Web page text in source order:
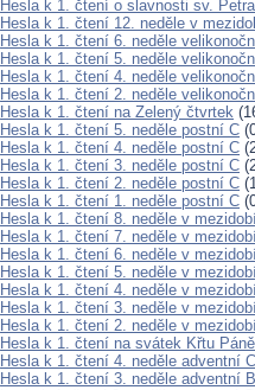
Hesla k 1. čtení o slavnosti sv.
Hesla k 1. čtení 12. neděle v
Hesla k 1. čtení 6. neděle
Hesla k 1. čtení 5. neděle
Hesla k 1. čtení 4. neděle
Hesla k 1. čtení 2. neděle
Hesla k 1. čtení na Zelený čtvrtek
Hesla k 1. čtení 5. neděle postní C
Hesla k 1. čtení 4. neděle postní C
Hesla k 1. čtení 3. neděle postní C
Hesla k 1. čtení 2. neděle postní C
Hesla k 1. čtení 1. neděle postní C
Hesla k 1. čtení 8. neděle v
Hesla k 1. čtení 7. neděle v
Hesla k 1. čtení 6. neděle v
Hesla k 1. čtení 5. neděle v
Hesla k 1. čtení 4. neděle v
Hesla k 1. čtení 3. neděle v
Hesla k 1. čtení 2. neděle v
Hesla k 1. čtení na svátek Křtu
Hesla k 1. čtení 4. neděle adventní C
Hesla k 1. čtení 3. neděle adventní B